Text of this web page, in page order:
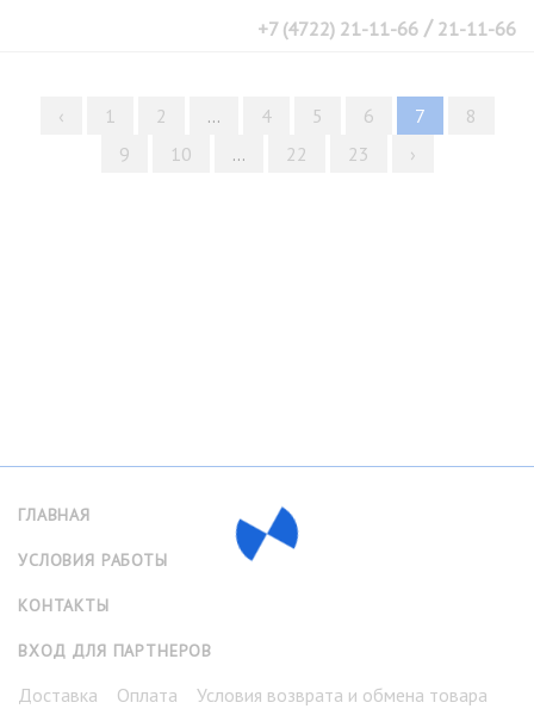
+7 (4722) 21-11-66 / 21-11-66
‹ 1 2 ... 4 5 6 7
8
9
10 ... 22 23 ›
ГЛАВНАЯ
УСЛОВИЯ РАБОТЫ
КОНТАКТЫ
ВХОД ДЛЯ ПАРТНЕРОВ
Доставка Оплата Условия возврата и обмена товара